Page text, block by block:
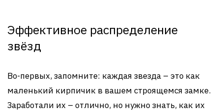
Эффективное распределение
звёзд
Во-первых, запомните: каждая звезда – это как
маленький кирпичик в вашем строящемся замке.
Заработали их – отлично, но нужно знать, как их